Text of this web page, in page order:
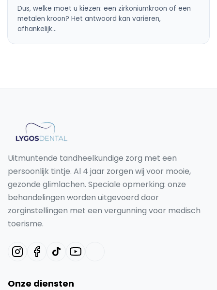
Dus, welke moet u kiezen: een zirkoniumkroon of een
metalen kroon? Het antwoord kan variëren,
afhankelijk…
Uitmuntende tandheelkundige zorg met een
persoonlijk tintje. Al 4 jaar zorgen wij voor mooie,
gezonde glimlachen. Speciale opmerking: onze
behandelingen worden uitgevoerd door
zorginstellingen met een vergunning voor medisch
toerisme.
Onze diensten